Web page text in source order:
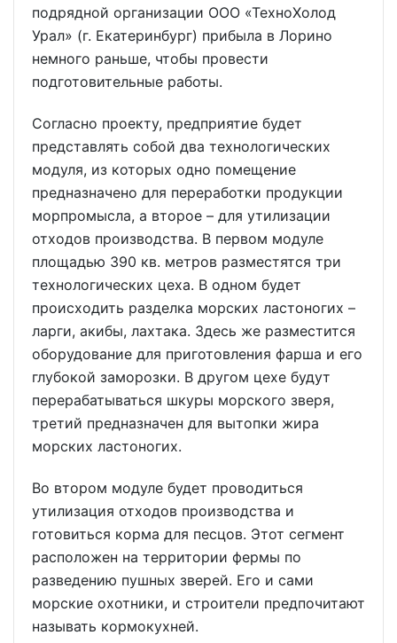
подрядной организации ООО «ТехноХолод
Урал» (г. Екатеринбург) прибыла в Лорино
немного раньше, чтобы провести
подготовительные работы.
Согласно проекту, предприятие будет
представлять собой два технологических
модуля, из которых одно помещение
предназначено для переработки продукции
морпромысла, а второе – для утилизации
отходов производства. В первом модуле
площадью 390 кв. метров разместятся три
технологических цеха. В одном будет
происходить разделка морских ластоногих –
ларги, акибы, лахтака. Здесь же разместится
оборудование для приготовления фарша и его
глубокой заморозки. В другом цехе будут
перерабатываться шкуры морского зверя,
третий предназначен для вытопки жира
морских ластоногих.
Во втором модуле будет проводиться
утилизация отходов производства и
готовиться корма для песцов. Этот сегмент
расположен на территории фермы по
разведению пушных зверей. Его и сами
морские охотники, и строители предпочитают
называть кормокухней.